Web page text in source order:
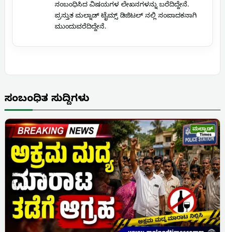
ಸಂಬಂಧಿಸಿದ ವಿಷಯಗಳ ಲೇಖನಗಳನ್ನು ಬರೆದಿದ್ದೇನೆ.
ಪ್ರಸ್ತುತ ಮಲ್ನಾಡ್ ಟೈಮ್ಸ್ ಡಿಜಿಟಲ್ ನಲ್ಲಿ ಸಂಪಾದಕನಾಗಿ
ಮುಂದುವರೆದಿದ್ದೇನೆ.
ಸಂಬಂಧಿತ ಸುದ್ದಿಗಳು